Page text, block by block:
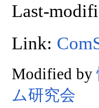
Last-
Link:
Modified by
ム研究会